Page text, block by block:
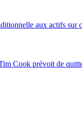
aux actifs
Cook prévoit de